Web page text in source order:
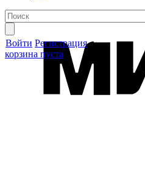
Войти Регистрация
корзина пуста